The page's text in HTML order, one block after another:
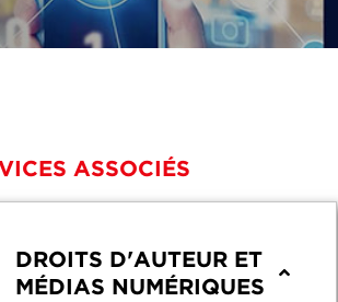
ASSOCIÉS
DROITS D'AUTEUR ET
MÉDIAS NUMÉRIQUES